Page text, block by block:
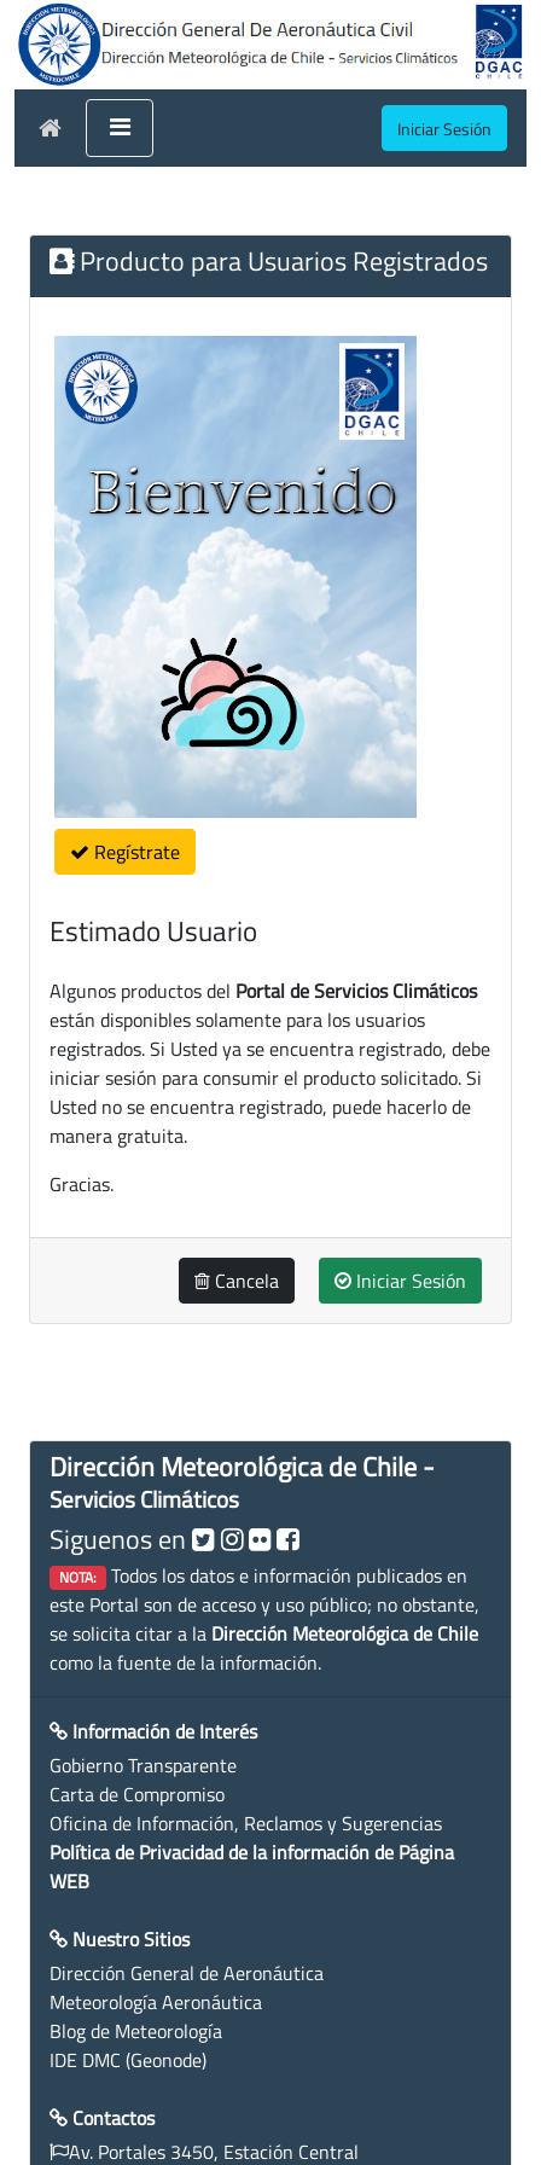
Iniciar Sesión
Producto para Usuarios Registrados
Regístrate
Estimado Usuario
Algunos productos del Portal de Servicios Climáticos
están disponibles solamente para los usuarios
registrados. Si Usted ya se encuentra registrado, debe
iniciar sesión para consumir el producto solicitado. Si
Usted no se encuentra registrado, puede hacerlo de
manera gratuita.
Gracias.
Cancela Iniciar Sesión
Dirección Meteorológica de Chile -
Servicios Climáticos
Siguenos en
NOTA: Todos los datos e información publicados en
este Portal son de acceso y uso público; no obstante,
se solicita citar a la Dirección Meteorológica de Chile
como la fuente de la información.
Información de Interés
Gobierno Transparente
Carta de Compromiso
Oficina de Información, Reclamos y Sugerencias
Política de Privacidad de la información de Página
WEB
Nuestro Sitios
Dirección General de Aeronáutica
Meteorología Aeronáutica
Blog de Meteorología
IDE DMC (Geonode)
Contactos
Av. Portales 3450, Estación Central